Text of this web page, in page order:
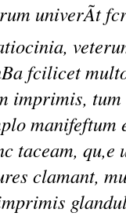
univerÃt
fcilicet
imprimis,
taceam,
clamant,